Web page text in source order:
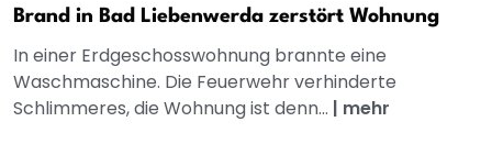
Brand in Bad Liebenwerda zerstört Wohnung
In einer Erdgeschosswohnung brannte eine
Waschmaschine. Die Feuerwehr verhinderte
Schlimmeres, die Wohnung ist denn... | mehr